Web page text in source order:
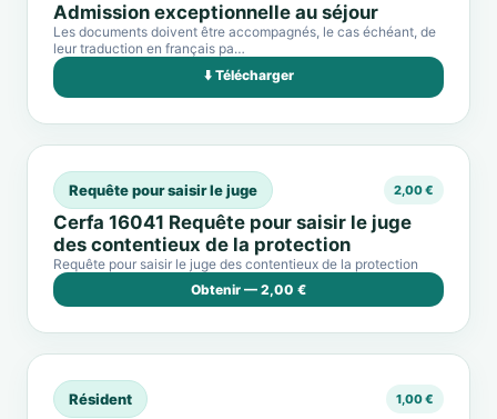
Admission exceptionnelle au séjour
Les documents doivent être accompagnés, le cas échéant, de
leur traduction en français pa…
⬇️ Télécharger
Requête pour saisir le juge 2,00 €
Cerfa 16041 Requête pour saisir le juge
des contentieux de la protection
Requête pour saisir le juge des contentieux de la protection
Obtenir — 2,00 €
Résident 1,00 €